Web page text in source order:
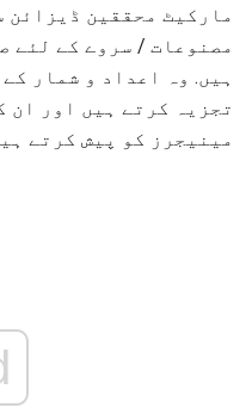
مارکیٹ محققین ڈیزائن
مصنوعات / سروے کے لئے
ہیں. وہ اعداد و شمار
تجزیہ کرتے ہیں اور ان
مینیجرز کو پیش کرتے